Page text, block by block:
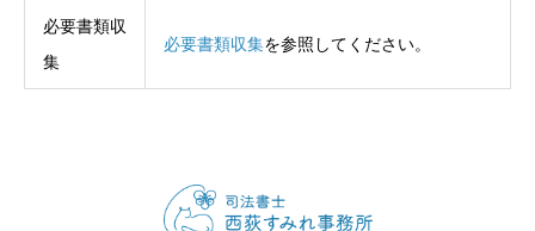
必要書類収
集
必要書類収集を参照してください。